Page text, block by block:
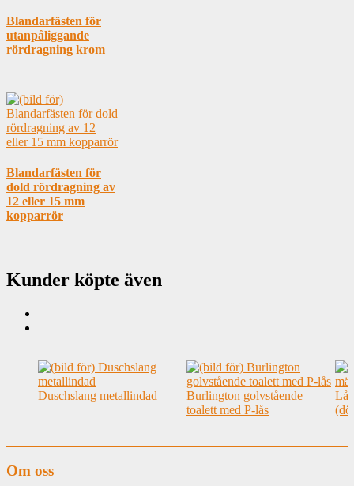
Blandarfästen för
utanpåliggande
rördragning krom
Blandarfästen för
dold rördragning av
12 eller 15 mm
kopparrör
Kunder köpte även
Duschslang metallindad
Burlington golvstående
toalett med P-lås
Om oss